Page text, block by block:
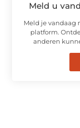
Meld u
Meld je vandaag
platform.
anderen